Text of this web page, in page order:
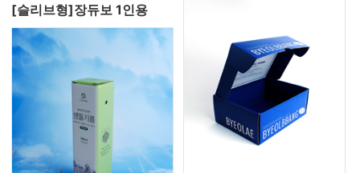
[슬리브형]장듀보 1인용